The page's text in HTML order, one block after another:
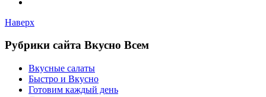
Наверх
Рубрики сайта Вкусно Всем
Вкусные салаты
Быстро и Вкусно
Готовим каждый день